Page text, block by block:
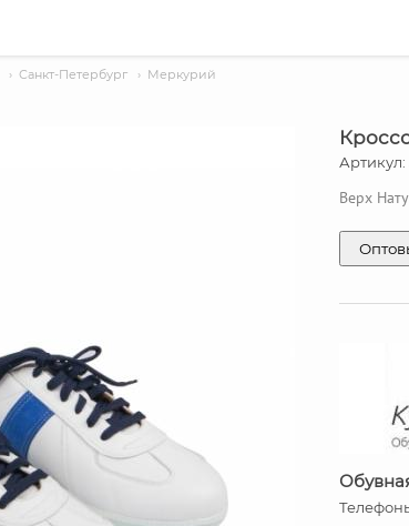
› Санкт-Петербург › Меркурий
Артикул:
Верх